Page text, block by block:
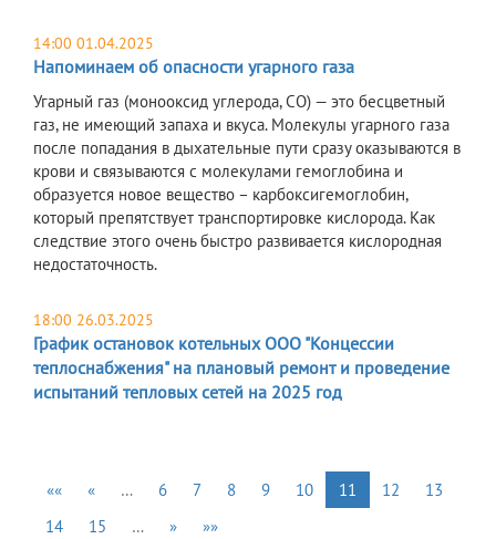
14:00 01.04.2025
Напоминаем об опасности угарного газа
Угарный газ (монооксид углерода, СО) — это бесцветный
газ, не имеющий запаха и вкуса. Молекулы угарного газа
после попадания в дыхательные пути сразу оказываются в
крови и связываются с молекулами гемоглобина и
образуется новое вещество – карбоксигемоглобин,
который препятствует транспортировке кислорода. Как
следствие этого очень быстро развивается кислородная
недостаточность.
18:00 26.03.2025
График остановок котельных ООО "Концессии
теплоснабжения" на плановый ремонт и проведение
испытаний тепловых сетей на 2025 год
«« « … 6 7 8 9 10 11 12
13
14
15 … » »»